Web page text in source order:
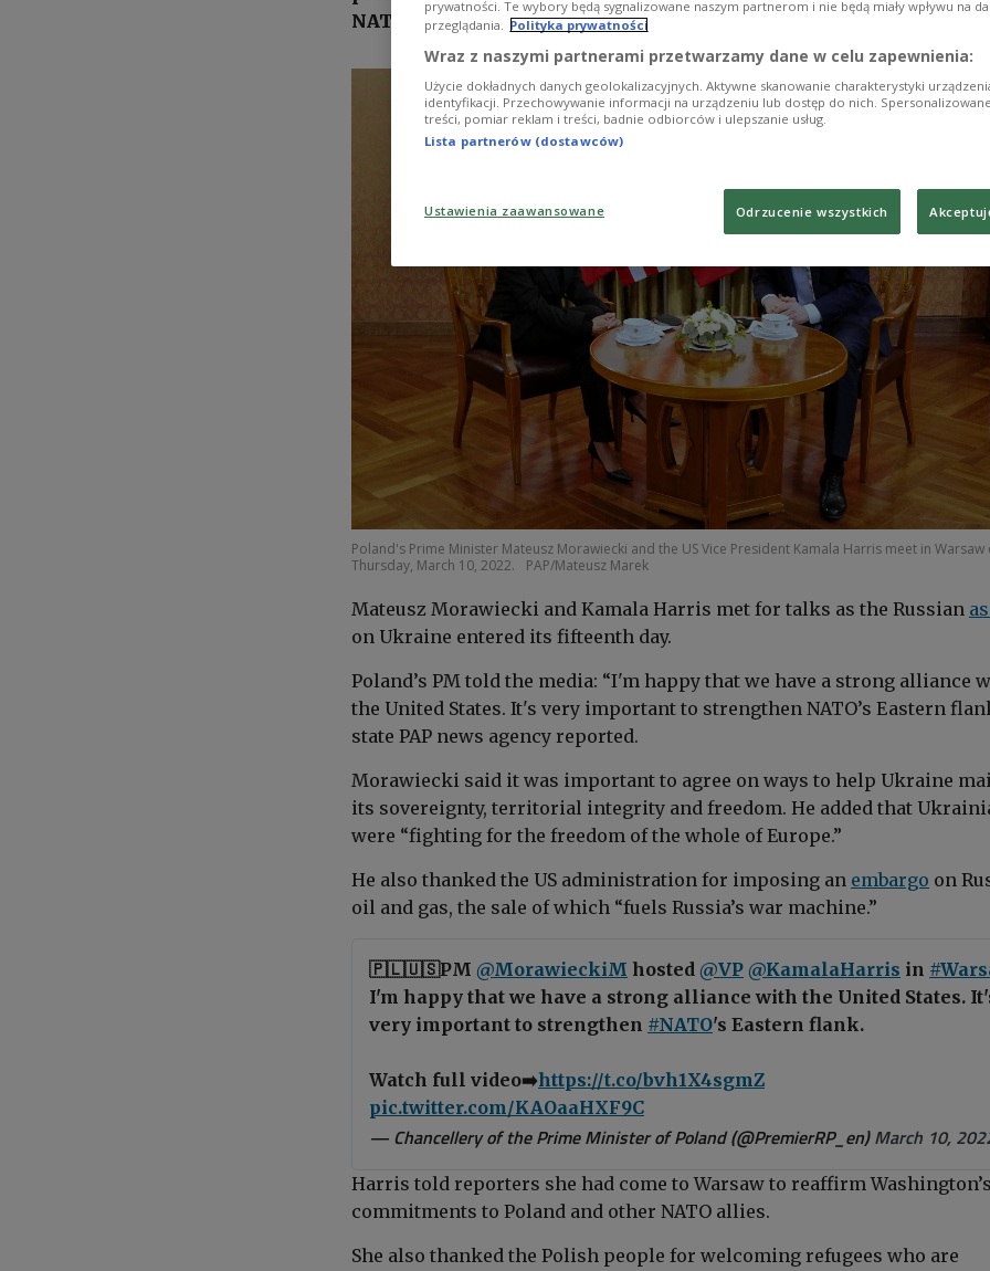
NATO alliance following Russia’s invasion of Ukraine.
Poland's Prime Minister Mateusz Morawiecki and the US Vice President Kamala Harris meet in Warsaw
Thursday, March 10, 2022.
PAP/Mateusz Marek
Mateusz Morawiecki and Kamala Harris met for talks as the Russian
on Ukraine entered its fifteenth day.
Poland’s PM told the media: “I'm happy that we have a strong alliance
the United States. It's very important to strengthen NATO’s Eastern
state PAP news agency reported.
Morawiecki said it was important to agree on ways to help Ukraine
its sovereignty, territorial integrity and freedom. He added that
were “fighting for the freedom of the whole of Europe.”
He also thanked the US administration for imposing an embargo on
oil and gas, the sale of which “fuels Russia’s war machine.”
🇵🇱🇺🇸PM @MorawieckiM hosted @VP @KamalaHarris in
I'm happy that we have a strong alliance with the United States.
very important to strengthen #NATO's Eastern flank.
Watch full video➡️https://t.co/bvh1X4sgmZ
pic.twitter.com/KAOaaHXF9C
— Chancellery of the Prime Minister of Poland (@PremierRP_en)March 10,
Harris told reporters she had come to Warsaw to reaffirm Washington’s
commitments to Poland and other NATO allies.
She also thanked the Polish people for welcoming refugees who are
prywatności. Te wybory będą sygnalizowane naszym partnerom i nie będą miały wpływu na
przeglądania.
Polityka prywatności
Wraz z naszymi partnerami przetwarzamy dane w celu zapewnienia:
Użycie dokładnych danych geolokalizacyjnych. Aktywne skanowanie charakterystyki
identyfikacji. Przechowywanie informacji na urządzeniu lub dostęp do nich.
treści, pomiar reklam i treści, badnie odbiorców i ulepszanie usług.
Lista partnerów (dostawców)
Ustawienia zaawansowane Odrzucenie wszystkich